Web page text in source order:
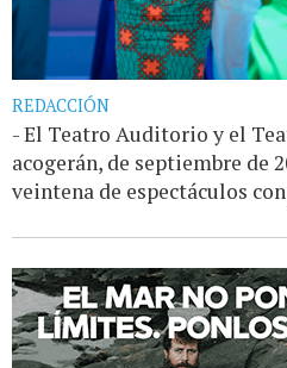
REDACCIÓN
- El Teatro Auditorio y el
acogerán, de septiembre de
veintena de espectáculos con